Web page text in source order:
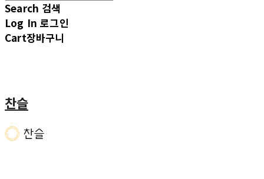
Search 검색
Log In 로그인
Cart장바구니
찬슬